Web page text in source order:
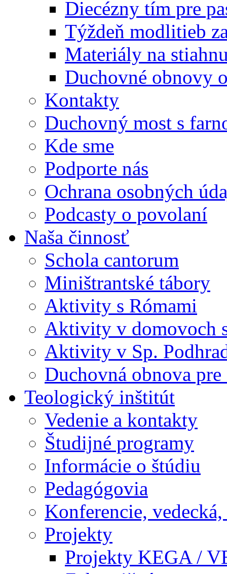
Diecézny tím pre
Týždeň modlitieb
Materiály na
Duchovné obnovy
Kontakty
Duchovný most s
Kde sme
Podporte nás
Ochrana osobných
Podcasty o povolaní
Naša činnosť
Schola cantorum
Miništrantské tábory
Aktivity s Rómami
Aktivity v domovoch
Aktivity v Sp.
Duchovná obnova
Teologický inštitút
Vedenie a kontakty
Študijné programy
Informácie o štúdiu
Pedagógovia
Konferencie,
Projekty
Projekty KEGA /